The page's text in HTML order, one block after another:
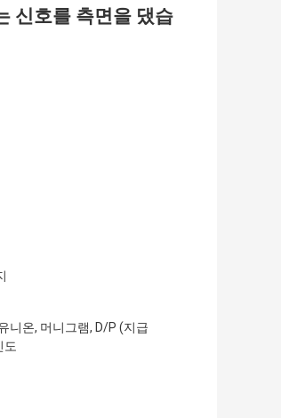
신호를 측면을 댔습
니온, 머니그램, D/P (지급
도